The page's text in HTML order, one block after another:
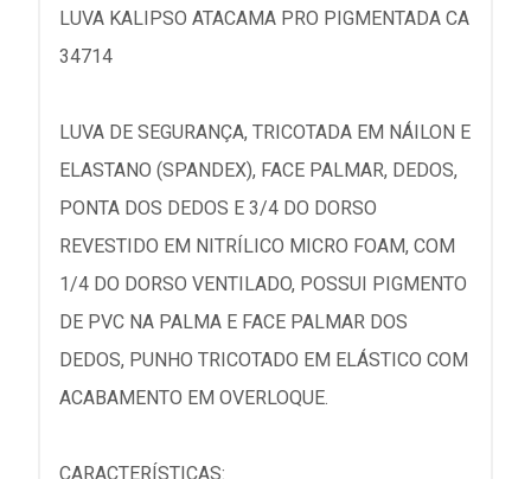
LUVA KALIPSO ATACAMA PRO PIGMENTADA CA
34714
LUVA DE SEGURANÇA, TRICOTADA EM NÁILON E
ELASTANO (SPANDEX), FACE PALMAR, DEDOS,
PONTA DOS DEDOS E 3/4 DO DORSO
REVESTIDO EM NITRÍLICO MICRO FOAM, COM
1/4 DO DORSO VENTILADO, POSSUI PIGMENTO
DE PVC NA PALMA E FACE PALMAR DOS
DEDOS, PUNHO TRICOTADO EM ELÁSTICO COM
ACABAMENTO EM OVERLOQUE.
CARACTERÍSTICAS: